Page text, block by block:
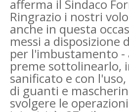
afferma il Sindaco
Ringrazio i nostri
anche in questa
messi a disposizione
per l'imbustamento -
preme sottolinearlo,
sanificato e con
di guanti e
svolgere le